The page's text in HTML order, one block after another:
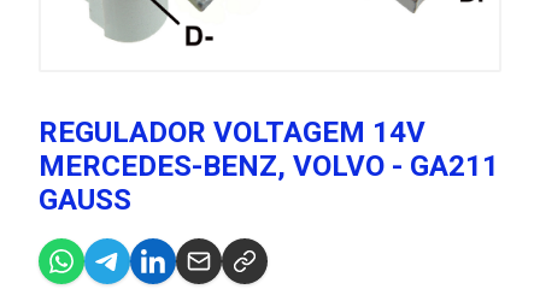
REGULADOR VOLTAGEM 14V
MERCEDES-BENZ, VOLVO - GA211
GAUSS